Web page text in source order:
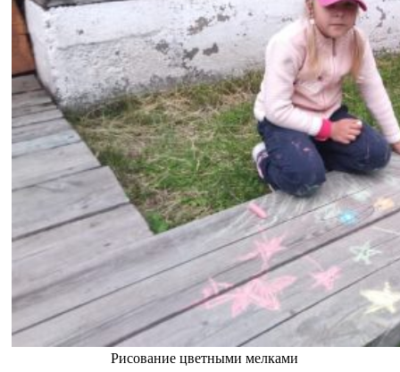
Рисование цветными мелками